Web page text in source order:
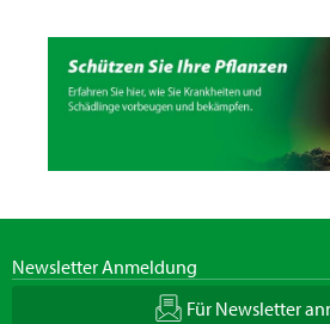
Newsletter Anmeldung
Für Newsletter